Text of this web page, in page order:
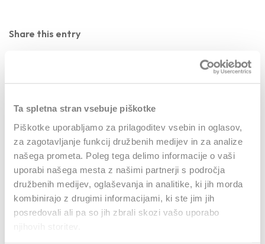
Ta spletna stran vsebuje piškotke
Piškotke uporabljamo za prilagoditev vsebin in oglasov,
za zagotavljanje funkcij družbenih medijev in za analize
našega prometa. Poleg tega delimo informacije o vaši
uporabi našega mesta z našimi partnerji s področja
družbenih medijev, oglaševanja in analitike, ki jih morda
kombinirajo z drugimi informacijami, ki ste jim jih
posredovali ali pa so jih zbrali skozi vašo uporabo
Share this entry
0
REPLIES
Leave a Reply
Want to join the discussion?